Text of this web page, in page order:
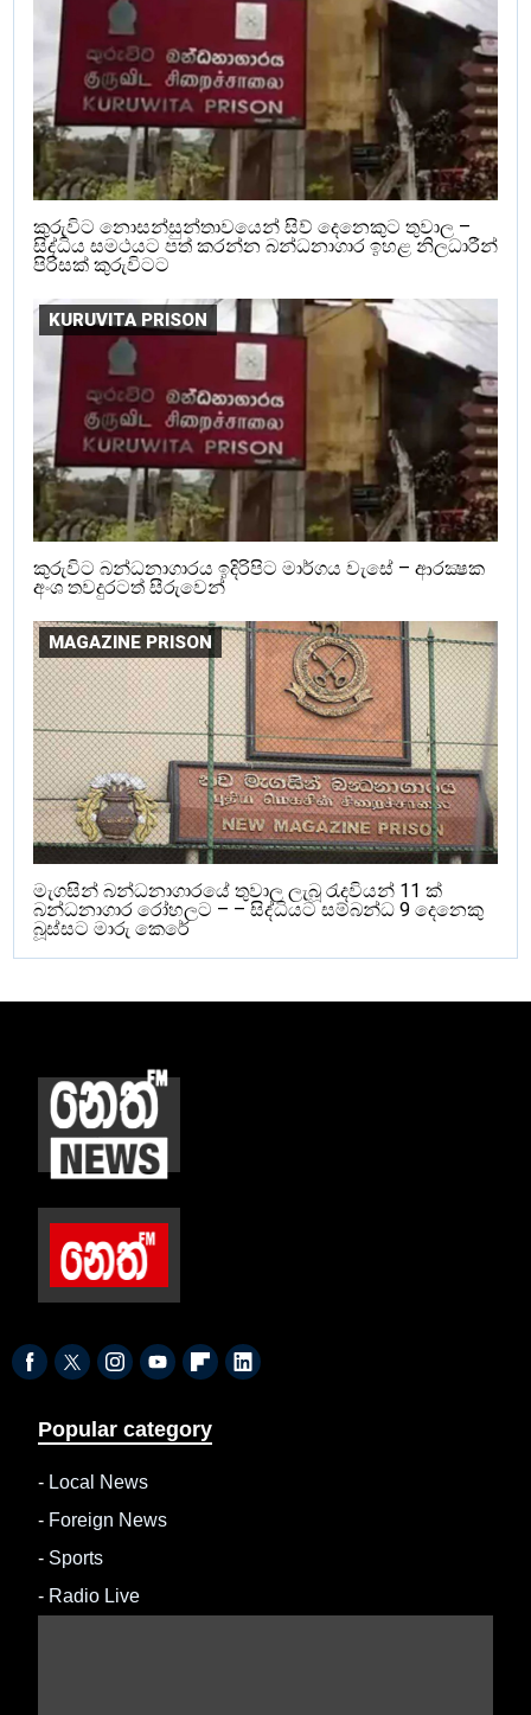
කුරුවිට නොසන්සුන්තාවයෙන් සිව් දෙනෙකුට තුවාල –
සිද්ධිය සමථයට පත් කරන්න බන්ධනාගාර ඉහළ නිලධාරීන්
පිරිසක් කුරුවිටට
KURUVITA PRISON
කුරුවිට බන්ධනාගාරය ඉදිරිපිට මාර්ගය වැසේ – ආරක්‍ෂක
අංශ තවදුරටත් සීරුවෙන්
MAGAZINE PRISON
මැගසින් බන්ධනාගාරයේ තුවාල ලැබූ රැදවියන් 11 ක්
බන්ධනාගාර රෝහලට – – සිද්ධියට සම්බන්ධ 9 දෙනෙකු
බූස්සට මාරු කෙරේ
Popular category
- Local News
- Foreign News
- Sports
- Radio Live